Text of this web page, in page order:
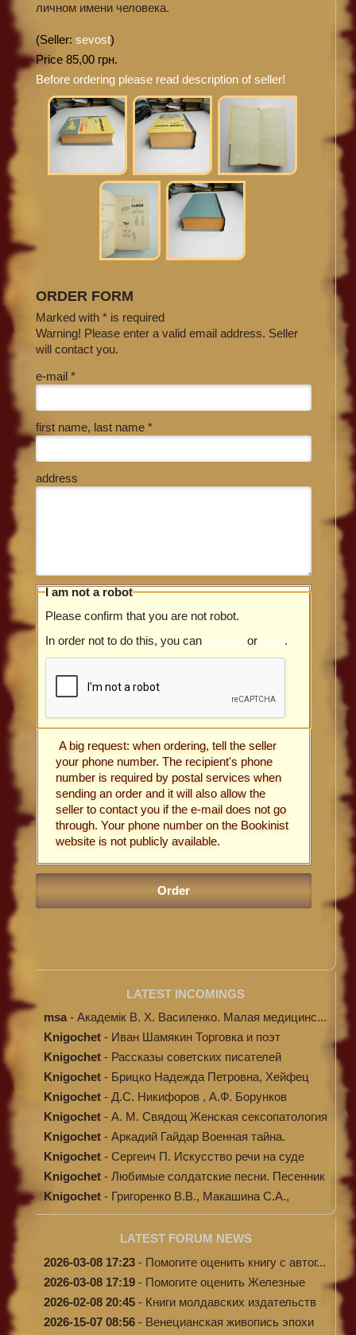
личном имени человека.
(Seller: sevost)
Price 85,00 грн.
Before ordering please read description of seller!
ORDER FORM
Marked with * is required
Warning! Please enter a valid email address. Seller
will contact you.
e-mail *
first name, last name *
address
I am not a robot
Please confirm that you are not robot.
In order not to do this, you can register or login.
A big request: when ordering, tell the seller
your phone number. The recipient's phone
number is required by postal services when
sending an order and it will also allow the
seller to contact you if the e-mail does not go
through. Your phone number on the Bookinist
website is not publicly available.
LATEST INCOMINGS
msa - Академік В. Х. Василенко. Малая медицинс...
Knigochet - Иван Шамякин Торговка и поэт
Knigochet - Рассказы советских писателей
Knigochet - Брицко Надежда Петровна, Хейфец
Аркадий ...
Knigochet - Д.С. Никифоров , А.Ф. Борунков
Дипломати...
Knigochet - А. М. Свядощ Женская сексопатология
Knigochet - Аркадий Гайдар Военная тайна.
Судьба бар...
Knigochet - Сергеич П. Искусство речи на суде
Knigochet - Любимые солдатские песни. Песенник
(с н...
Knigochet - Григоренко В.В., Макашина С.А.,
Машински...
LATEST FORUM NEWS
2026-03-08 17:23 - Помогите оценить книгу с автог...
2026-03-08 17:19 - Помогите оценить Железные
доро...
2026-02-08 20:45 - Книги молдавских издательств
2026-15-07 08:56 - Венецианская живопись эпохи